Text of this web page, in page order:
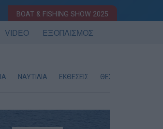
BOAT & FISHING SHOW 2025
VIDEO ΕΞΟΠΛΙΣΜΟΣ
ΝΑΥΤΙΛΙΑ ΕΚΘΕΣΕΙΣ ΘΕΣΕΙΣ ΕΡΓΑΣΙΑΣ